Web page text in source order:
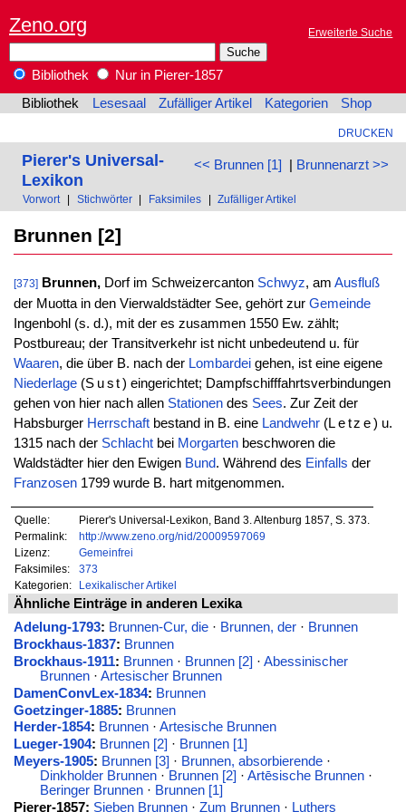
Zeno.org Erweiterte Suche
Bibliothek
Nur in Pierer-1857
Bibliothek
Lesesaal Zufälliger Artikel Kategorien Shop
DRUCKEN
<< Brunnen [1] | Brunnenarzt >>
Pierer's Universal-
Lexikon
Vorwort Stichwörter Faksimiles Zufälliger Artikel
Brunnen [2]
[373] Brunnen,Dorf im Schweizercanton Schwyz, am Ausfluß
der Muotta in den Vierwaldstädter See, gehört zur Gemeinde
Ingenbohl (s. d.), mit der es zusammen 1550 Ew. zählt;
Postbureau; der Transitverkehr ist nicht unbedeutend u. für
Waaren, die über B. nach der Lombardeigehen, ist eine eigene
Niederlage(Sust) eingerichtet; Dampfschifffahrtsverbindungen
gehen von hier nach allen Stationendes Sees. Zur Zeit der
Habsburger Herrschaftbestand in B. eine Landwehr(Letze) u.
1315 nach der Schlachtbei Morgartenbeschworen die
Waldstädter hier den Ewigen Bund. Während des Einfalls der
Franzosen1799 wurde B. hart mitgenommen.
Quelle:
Pierer's Universal-Lexikon, Band 3. Altenburg 1857, S. 373.
Permalink:
http://www.zeno.org/nid/20009597069
Lizenz:
Gemeinfrei
Faksimiles:
373
Kategorien:
Lexikalischer Artikel
Ähnliche Einträge in anderen Lexika
Adelung-1793: Brunnen-Cur, die· Brunnen, der· Brunnen
Brockhaus-1837: Brunnen
Brockhaus-1911: Brunnen· Brunnen [2] · Abessinischer
Brunnen· Artesischer Brunnen
DamenConvLex-1834: Brunnen
Goetzinger-1885: Brunnen
Herder-1854: Brunnen· Artesische Brunnen
Lueger-1904: Brunnen [2] · Brunnen [1]
Meyers-1905: Brunnen [3] · Brunnen, absorbierende·
Dinkholder Brunnen· Brunnen [2] · Artēsische Brunnen·
Beringer Brunnen· Brunnen [1]
Pierer-1857: Sieben Brunnen· Zum Brunnen· Luthers